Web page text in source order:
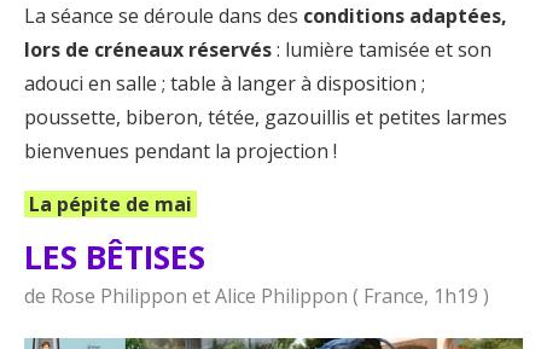
La séance se déroule dans des conditions adaptées,
lors de créneaux réservés: lumière tamisée et son
adouci en salle ; table à langer à disposition ;
poussette, biberon, tétée, gazouillis et petites larmes
bienvenues pendant la projection !
La pépite de mai
LES BÊTISES
de Rose Philippon et Alice Philippon ( France, 1h19 )